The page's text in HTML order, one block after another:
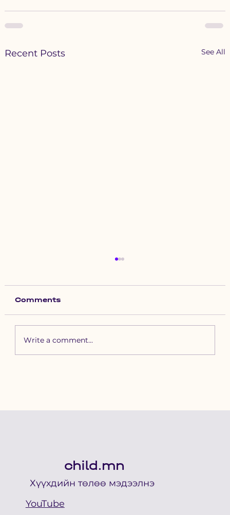
Recent Posts See All
Comments
Write a comment...
child.mn
Хүүхдийн төлөө мэдээлнэ
YouTube